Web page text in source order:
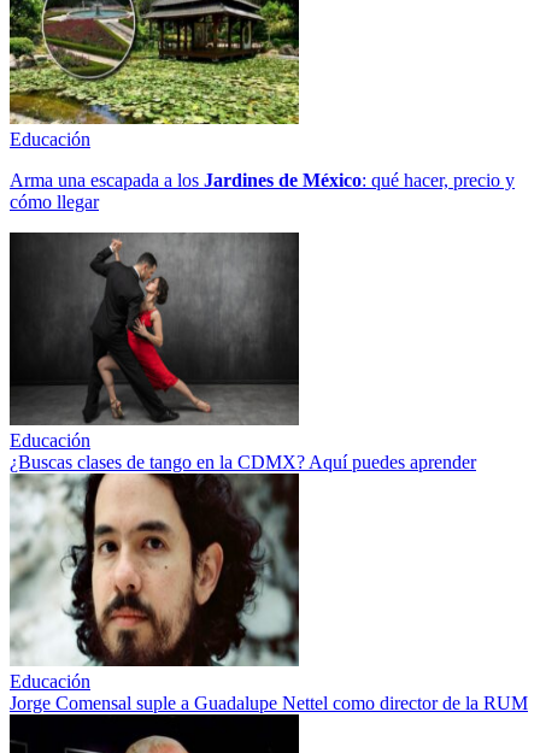
Educación
Arma una escapada a los Jardines de México: qué hacer, precio y
cómo llegar
Educación
¿Buscas clases de tango en la CDMX? Aquí puedes aprender
Educación
Jorge Comensal suple a Guadalupe Nettel como director de la RUM